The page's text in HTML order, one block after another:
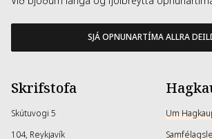
SJÁ OPNUNARTÍMA ALLRA
Skrifstofa
Skútuvogi 5
104, Reykjavík
Um